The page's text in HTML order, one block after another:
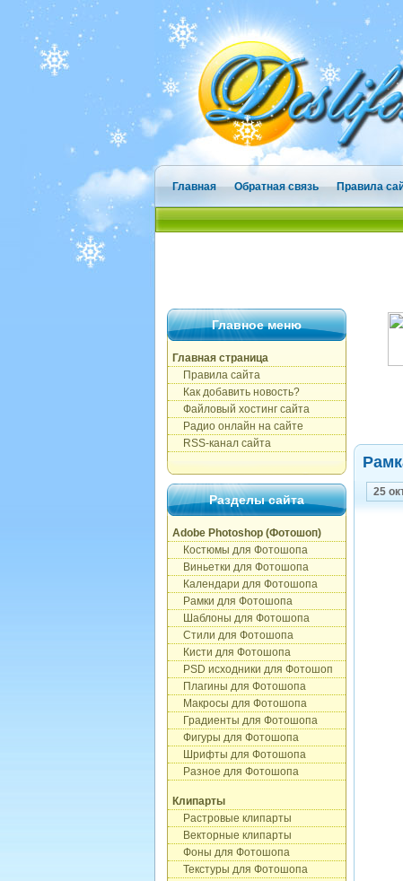
Главная Обратная связь Правила
Главное меню
Главная страница
Правила сайта
Как добавить новость?
Файловый хостинг сайта
Радио онлайн на сайте
RSS-канал сайта
Разделы сайта
Adobe Photoshop (Фотошоп)
Костюмы для Фотошопа
Виньетки для Фотошопа
Календари для Фотошопа
Рамки для Фотошопа
Шаблоны для Фотошопа
Стили для Фотошопа
Кисти для Фотошопа
PSD исходники для Фотошоп
Плагины для Фотошопа
Макросы для Фотошопа
Градиенты для Фотошопа
Фигуры для Фотошопа
Шрифты для Фотошопа
Разное для Фотошопа
Клипарты
Растровые клипарты
Векторные клипарты
Фоны для Фотошопа
Текстуры для Фотошопа
25